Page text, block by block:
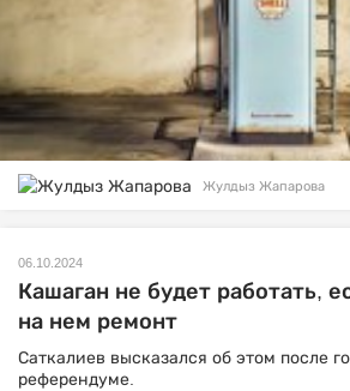
Жулдыз Жапарова
06.10.2024
Кашаган не будет работать,
на нем ремонт
Саткалиев высказался об этом после
референдуме.